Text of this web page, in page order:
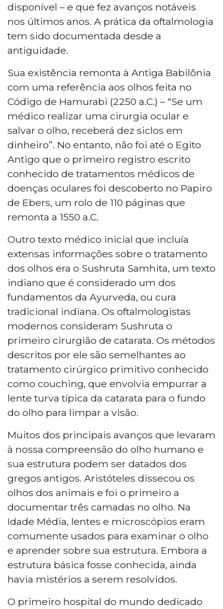
disponível – e que fez avanços notáveis
nos últimos anos. A prática da oftalmologia
tem sido documentada desde a
antiguidade.
Sua existência remonta à Antiga Babilônia
com uma referência aos olhos feita no
Código de Hamurabi (2250 a.C.) – “Se um
médico realizar uma cirurgia ocular e
salvar o olho, receberá dez siclos em
dinheiro”. No entanto, não foi até o Egito
Antigo que o primeiro registro escrito
conhecido de tratamentos médicos de
doenças oculares foi descoberto no Papiro
de Ebers, um rolo de 110 páginas que
remonta a 1550 a.C.
Outro texto médico inicial que incluía
extensas informações sobre o tratamento
dos olhos era o Sushruta Samhita, um texto
indiano que é considerado um dos
fundamentos da Ayurveda, ou cura
tradicional indiana. Os oftalmologistas
modernos consideram Sushruta o
primeiro cirurgião de catarata. Os métodos
descritos por ele são semelhantes ao
tratamento cirúrgico primitivo conhecido
como couching, que envolvia empurrar a
lente turva típica da catarata para o fundo
do olho para limpar a visão.
Muitos dos principais avanços que levaram
à nossa compreensão do olho humano e
sua estrutura podem ser datados dos
gregos antigos. Aristóteles dissecou os
olhos dos animais e foi o primeiro a
documentar três camadas no olho. Na
Idade Média, lentes e microscópios eram
comumente usados para examinar o olho
e aprender sobre sua estrutura. Embora a
estrutura básica fosse conhecida, ainda
havia mistérios a serem resolvidos.
O primeiro hospital do mundo dedicado